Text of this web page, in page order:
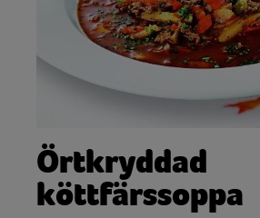
Örtkryddad
köttfärssoppa